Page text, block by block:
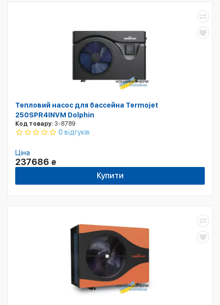
Тепловий насос для бассейна Termojet
250SPR4INVM Dolphin
Код товару: 3-8789
0 відгуків
Ціна
237686 ₴
Купити